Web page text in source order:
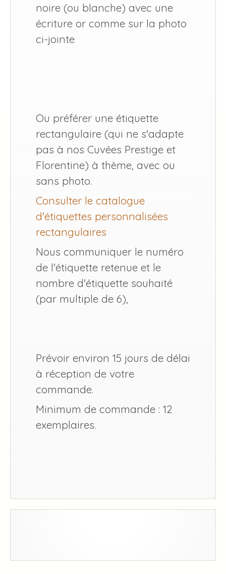
noire (ou blanche) avec une
écriture or comme sur la photo
ci-jointe
Ou préférer une étiquette
rectangulaire (qui ne s'adapte
pas à nos Cuvées Prestige et
Florentine) à thème, avec ou
sans photo.
Consulter le catalogue
d'étiquettes personnalisées
rectangulaires
Nous communiquer le numéro
de l'étiquette retenue et le
nombre d'étiquette souhaité
(par multiple de 6),
Prévoir environ 15 jours de délai
à réception de votre
commande.
Minimum de commande : 12
exemplaires.